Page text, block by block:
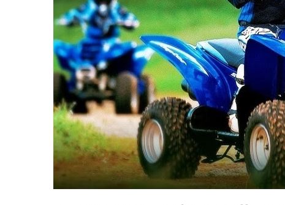
принимать
никакого кипятка
30/Січ/2021
Лікарі назвали
коронавірусу в
14/Бер/2020